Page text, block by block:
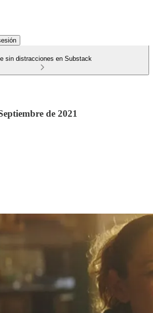
sin distracciones en Substack
de 2021